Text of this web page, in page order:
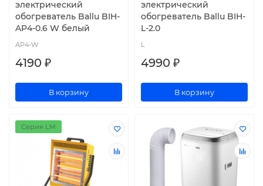
электрический
обогреватель Ballu BIH-
AP4-0.6 W белый
AP4-W
4190 ₽
В корзину
электрический
обогреватель Ballu BIH-
L-2.0
L
4990 ₽
В корзину
Серия LM